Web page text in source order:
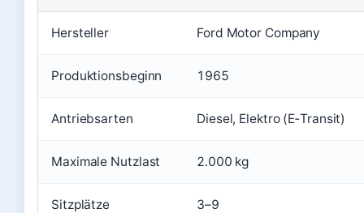
Hersteller Ford Motor Company
Produktionsbeginn 1965
Antriebsarten Diesel, Elektro (E‑Transit)
Maximale Nutzlast 2.000 kg
Sitzplätze 3–9